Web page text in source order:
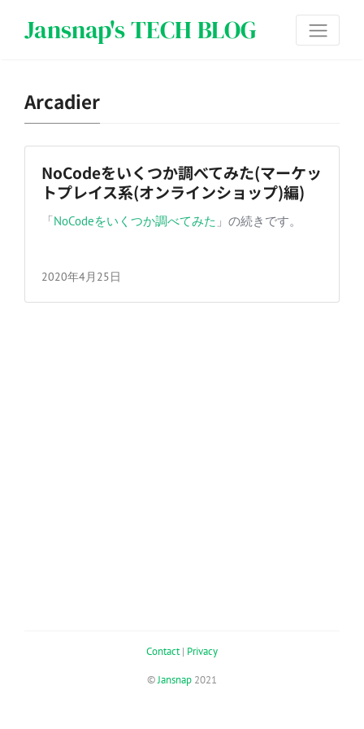
Jansnap's TECH BLOG
Arcadier
NoCodeをいくつか調べてみた(マーケッ
トプレイス系(オンラインショップ)編)
「NoCodeをいくつか調べてみた 」の続きです。
2020年4月25日
Contact| Privacy
©Jansnap 2021